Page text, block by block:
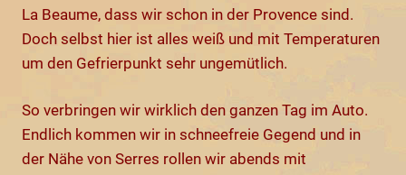
La Beaume, dass wir schon in der Provence sind.
Doch selbst hier ist alles weiß und mit Temperaturen
um den Gefrierpunkt sehr ungemütlich.
So verbringen wir wirklich den ganzen Tag im Auto.
Endlich kommen wir in schneefreie Gegend und in
der Nähe von Serres rollen wir abends mit